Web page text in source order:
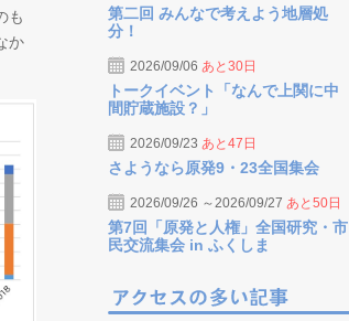
も
か
第二回 みんなで考えよう地層処
分！
2026/09/06 あと30日
トークイベント「なんで上関に中
間貯蔵施設？」
2026/09/23 あと47日
さようなら原発9・23全国集会
2026/09/26 ～2026/09/27 あと50日
第7回「原発と人権」全国研究・市
民交流集会 in ふくしま